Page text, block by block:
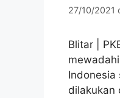
27/10/2021
Blitar |
Indonesia
dilakukan